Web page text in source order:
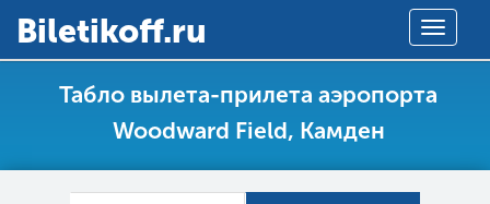
Toggle
Вiletikoff.ru
Табло вылета-прилета аэропорта
Woodward Field, Камден